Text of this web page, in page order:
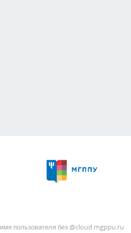
имя пользователя без @cloud.mgppu.ru